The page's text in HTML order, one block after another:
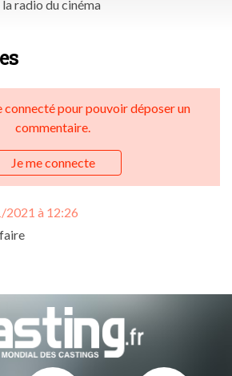
radio du cinéma
connecté pour pouvoir déposer un
commentaire.
Je me connecte
2021 à 12:26